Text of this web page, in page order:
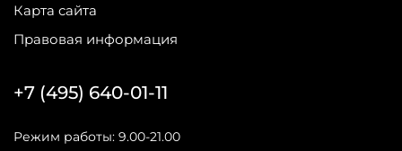
Карта сайта
Правовая информация
+7 (495) 640-01-11
Режим работы: 9.00-21.00